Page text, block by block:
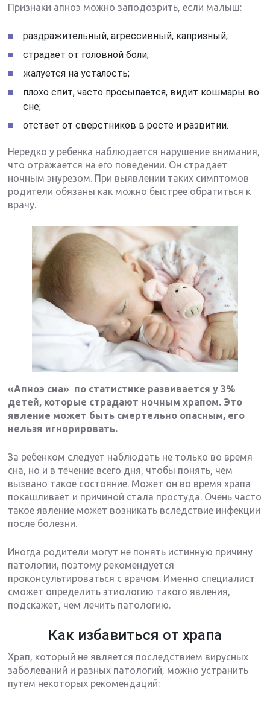
Признаки апноэ можно заподозрить, если малыш:
раздражительный, агрессивный, капризный;
страдает от головной боли;
жалуется на усталость;
плохо спит, часто просыпается, видит кошмары во
сне;
отстает от сверстников в росте и развитии.
Нередко у ребенка наблюдается нарушение внимания,
что отражается на его поведении. Он страдает
ночным энурезом. При выявлении таких симптомов
родители обязаны как можно быстрее обратиться к
врачу.
«Апноэ сна» по статистике развивается у 3%
детей, которые страдают ночным храпом. Это
явление может быть смертельно опасным, его
нельзя игнорировать.
За ребенком следует наблюдать не только во время
сна, но и в течение всего дня, чтобы понять, чем
вызвано такое состояние. Может он во время храпа
покашливает и причиной стала простуда. Очень часто
такое явление может возникать вследствие инфекции
после болезни.
Иногда родители могут не понять истинную причину
патологии, поэтому рекомендуется
проконсультироваться с врачом. Именно специалист
сможет определить этиологию такого явления,
подскажет, чем лечить патологию.
Как избавиться от храпа
Храп, который не является последствием вирусных
заболеваний и разных патологий, можно устранить
путем некоторых рекомендаций: